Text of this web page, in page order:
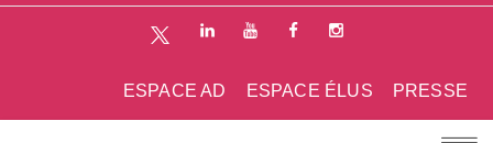
PRESSE
ESPACE ÉLUS
ESPACE AD